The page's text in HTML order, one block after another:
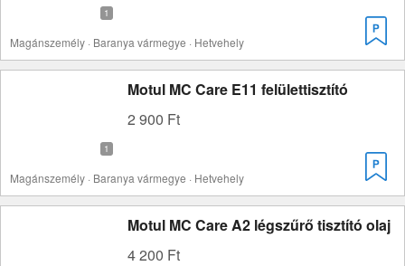
Magánszemély · Baranya vármegye · Hetvehely
Motul MC Care E11 felülettisztító
2 900 Ft
Magánszemély · Baranya vármegye · Hetvehely
Motul MC Care A2 légszűrő tisztító olaj
4 200 Ft